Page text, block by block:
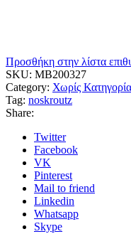
Προσθήκη στην λίστα
SKU: MB200327
Category: Χωρίς Κατηγορία
Tag: noskroutz
Share:
Twitter
Facebook
VK
Pinterest
Mail to friend
Linkedin
Whatsapp
Skype